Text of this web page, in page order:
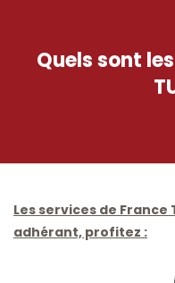
Quels sont
Les services de France
adhérant, profitez :